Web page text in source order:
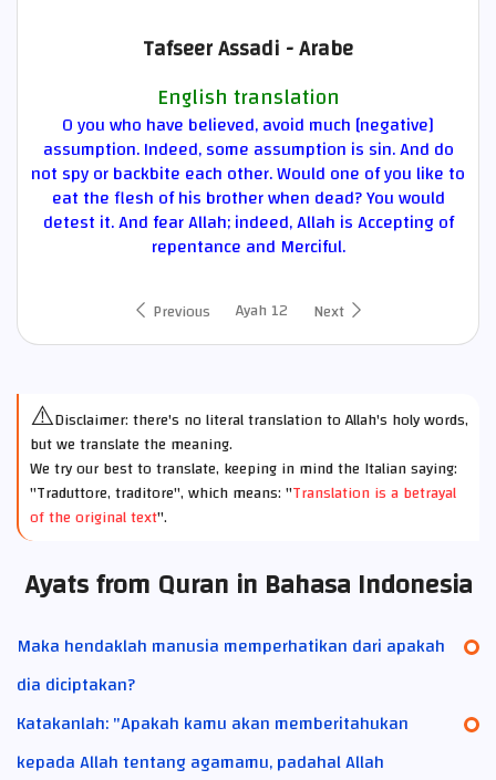
Tafseer Assadi - Arabe
English translation
O you who have believed, avoid much [negative]
assumption. Indeed, some assumption is sin. And do
not spy or backbite each other. Would one of you like to
eat the flesh of his brother when dead? You would
detest it. And fear Allah; indeed, Allah is Accepting of
repentance and Merciful.
Previous Ayah 12 Next
⚠️Disclaimer: there's no literal translation to Allah's holy words,
but we translate the meaning.
We try our best to translate, keeping in mind the Italian saying:
"Traduttore, traditore", which means: "Translation is a betrayal
of the original text".
Ayats from Quran in Bahasa Indonesia
Maka hendaklah manusia memperhatikan dari apakah
dia diciptakan?
Katakanlah: "Apakah kamu akan memberitahukan
kepada Allah tentang agamamu, padahal Allah